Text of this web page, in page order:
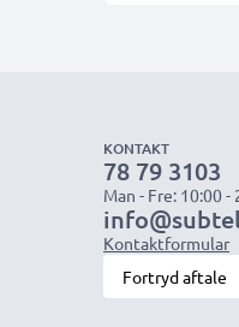
KONTAKT
78 79 3103
Man - Fre: 10:00 -
Kontaktformular
Fortryd aftale